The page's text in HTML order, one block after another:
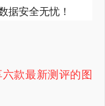
据安全无忧！
款最新测评的图